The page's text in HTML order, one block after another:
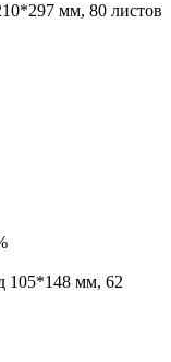
мм, 80 листов
105*148 мм, 62